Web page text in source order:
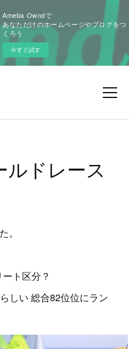
Ameba Owndで
あなただけのホームページやブログをつ
くろう
今すぐ試す
ルドレース
。
区分？
しい 総合82位位にラン